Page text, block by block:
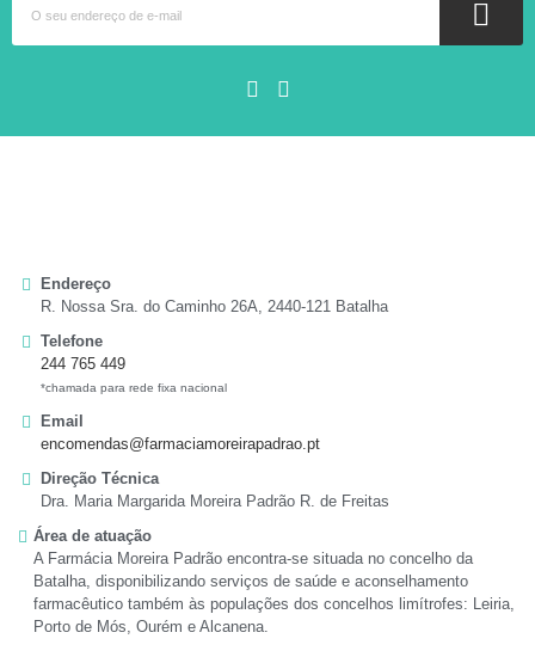
Endereço
R. Nossa Sra. do Caminho 26A, 2440-121 Batalha
Telefone
244 765 449
*chamada para rede fixa nacional
Email
encomendas@farmaciamoreirapadrao.pt
Direção Técnica
Dra. Maria Margarida Moreira Padrão R. de Freitas
Área de atuação
A Farmácia Moreira Padrão encontra-se situada no concelho da
Batalha, disponibilizando serviços de saúde e aconselhamento
farmacêutico também às populações dos concelhos limítrofes: Leiria,
Porto de Mós, Ourém e Alcanena.